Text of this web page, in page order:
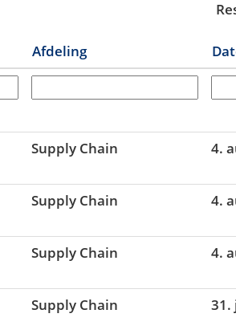
Afdeling
Supply Chain 4.
Supply Chain 4.
Supply Chain 4.
Supply Chain 31.